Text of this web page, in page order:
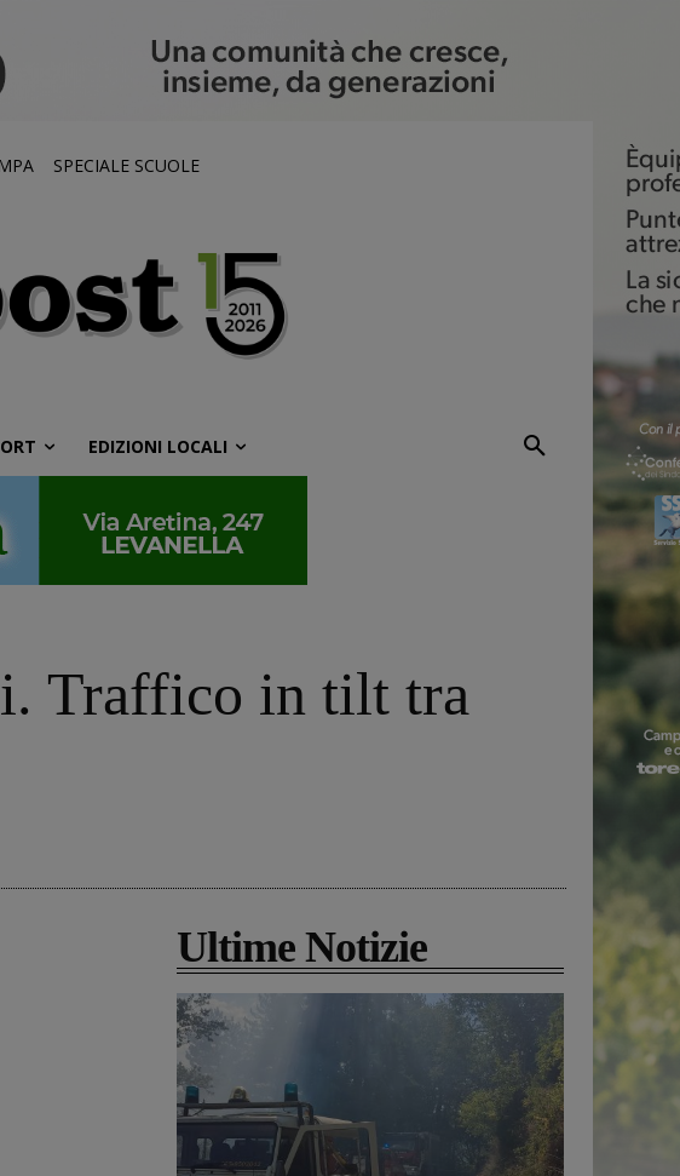
SPECIALE SCUOLE
EDIZIONI LOCALI
Traffico in tilt tra
Ultime Notizie